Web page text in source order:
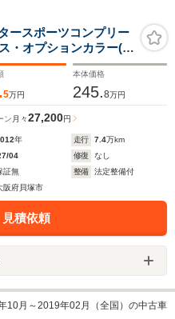
スポーツコンプリー
・オプションカラー(バ
・アルミ・マフラー・
地デジ・記録簿10枚・
5万円
本体価格
245.8万円
ン 月々27,200円
年 走行 7.4万km
04 修復
なし
証無 整備
法定整備付
阪府貝塚市
積依頼
10月～2019年02月（全国）の中古車